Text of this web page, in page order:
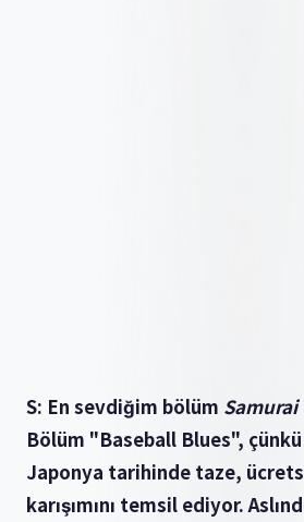
S: En sevdiğim bölüm
Bölüm "Baseball Blues",
Japonya tarihinde taze,
karışımını temsil ediyor.